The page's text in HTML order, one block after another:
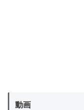
動画